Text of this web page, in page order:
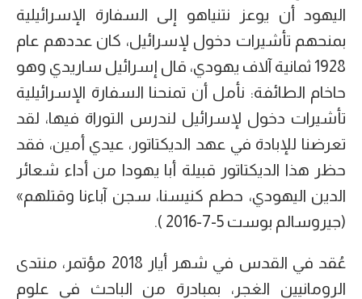
اليهود أن يوعز نتنياهو إلى السفارة الإسرائيلية
بمنحهم تأشيرات دخول لإسرائيل، كان عددهم عام
1928 ثمانية آلاف يهودي، قال إسرائيل ساريدي وهو
حاخام الطائفة: نأمل أن تمنحنا السفارة الإسرائيلية
تأشيرات دخول لإسرائيل لندرس التوراة فيها، لقد
تعرضنا للإبادة في عهد الديكتاتور، عيدي أمين، فقد
حظر هذا الديكتاتور قبيلة أبا يهودا من أداء شعائر
الدين اليهودي، حطم كنيسنا، سجن آباءنا وقتلهم»
(جيروسالم بوست 5-7-2016 ).
عُقد في القدس في شهر أيار 2018 مؤتمر، منتدى
الرومانيين الغجر، بمبادرة من الباحث في علوم